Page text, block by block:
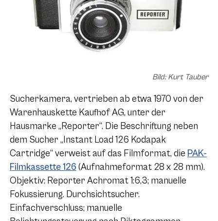
Bild: Kurt Tauber
Sucherkamera, vertrieben ab etwa 1970 von der
Warenhauskette Kaufhof AG, unter der
Hausmarke „Reporter“. Die Beschriftung neben
dem Sucher „Instant Load 126 Kodapak
Cartridge“ verweist auf das Filmformat, die PAK-
Filmkassette 126 (Aufnahmeformat 28 x 28 mm).
Objektiv: Reporter Achromat 1:6,3; manuelle
Fokussierung. Durchsichtsucher.
Einfachverschluss; manuelle